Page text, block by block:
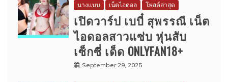
นางแบบ
เน็ตไอดอล โพสต์ล่าสุด
เปิดวาร์ป เบบี๋ สุพรรณี เน็ต
ไอดอลสาวแซ่บ หุ่นสับ
เซ็กซี่ เด็ด ONLYFAN18+
September 29, 2025